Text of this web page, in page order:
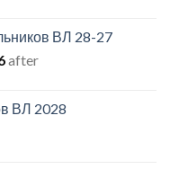
ВЛ 28-27
Текущая
after
ВЛ 2028